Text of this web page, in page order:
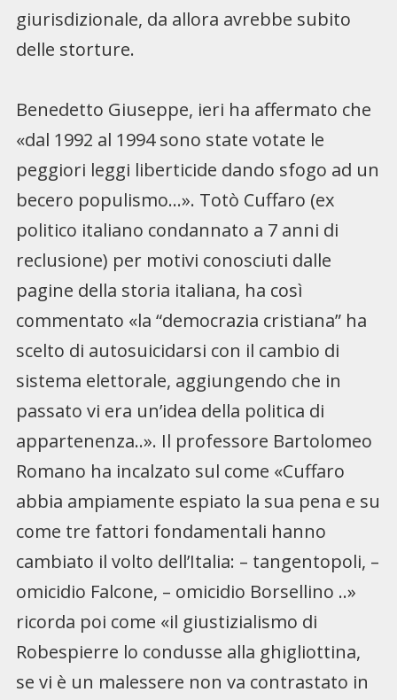
giurisdizionale, da allora avrebbe subito
delle storture.
Benedetto Giuseppe, ieri ha affermato che
«dal 1992 al 1994 sono state votate le
peggiori leggi liberticide dando sfogo ad un
becero populismo…». Totò Cuffaro (ex
politico italiano condannato a 7 anni di
reclusione) per motivi conosciuti dalle
pagine della storia italiana, ha così
commentato «la “democrazia cristiana” ha
scelto di autosuicidarsi con il cambio di
sistema elettorale, aggiungendo che in
passato vi era un’idea della politica di
appartenenza..». Il professore Bartolomeo
Romano ha incalzato sul come «Cuffaro
abbia ampiamente espiato la sua pena e su
come tre fattori fondamentali hanno
cambiato il volto dell’Italia: – tangentopoli, –
omicidio Falcone, – omicidio Borsellino ..»
ricorda poi come «il giustizialismo di
Robespierre lo condusse alla ghigliottina,
se vi è un malessere non va contrastato in